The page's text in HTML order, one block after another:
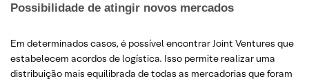
Possibilidade de atingir novos mercados
Em determinados casos, é possível encontrar Joint Ventures que
estabelecem acordos de logística. Isso permite realizar uma
distribuição mais equilibrada de todas as mercadorias que foram